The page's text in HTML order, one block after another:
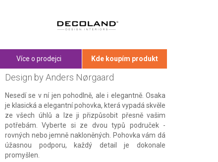
Více o prodejci Kde koupím produkt
Design by Anders Nørgaard
Nesedí se v ní jen pohodlně, ale i elegantně. Osaka
je klasická a elegantní pohovka, která vypadá skvěle
ze všech úhlů a lze ji přizpůsobit přesně vašim
potřebám. Vyberte si ze dvou typů područek -
rovných nebo jemně nakloněných. Pohovka vám dá
úžasnou podporu, každý detail je dokonale
promyšlen.